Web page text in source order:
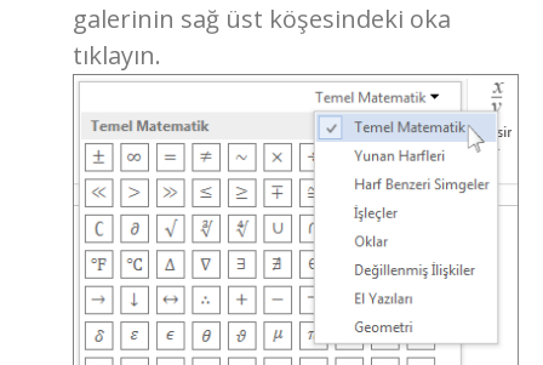
galerinin sağ üst köşesindeki oka
tıklayın.